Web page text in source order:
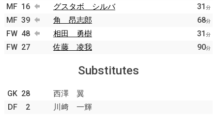
MF 16 グスタボ シルバ 31 分
MF 39 角 昂志郎 68分
FW 48 相田 勇樹 31 分
FW 27 佐藤 凌我 90分
Substitutes
GK 28
西澤 翼
DF
2
川﨑 一輝